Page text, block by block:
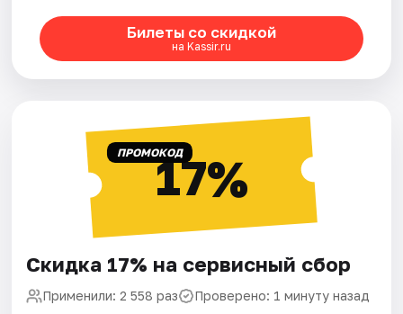
Билеты со скидкой
на Kassir.ru
ПРОМОКОД17%
Скидка 17% на сервисный сбор
Применили: 2 558 раз Проверено: 1 минуту назад